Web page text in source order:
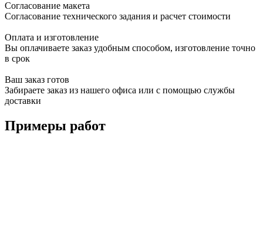
Согласование макета
Согласование технического задания и расчет стоимости
Оплата и изготовление
Вы оплачиваете заказ удобным способом, изготовление точно
в срок
Ваш заказ готов
Забираете заказ из нашего офиса или с помощью службы
доставки
Примеры работ